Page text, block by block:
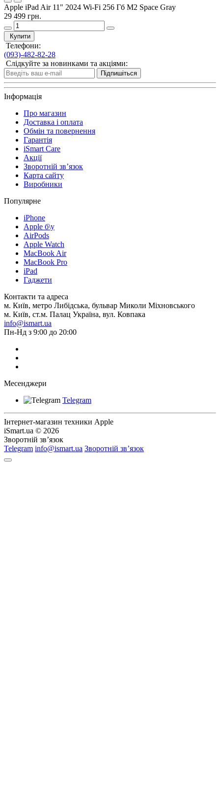
Apple iPad Air 11" 2024 Wi-Fi 256 Гб M2 Space Gray
29 499 грн.
Купити
Телефони:
(093)-482-82-28
Слідкуйте за новинками та акціями:
Підпишіться
Інформація
Про магазин
Доставка і оплата
Обмін та повернення
Гарантія
iSmart Care
Акції
Зворотній зв’язок
Карта сайту
Виробники
Популярне
iPhone
Apple б\у
AirPods
Apple Watch
MacBook Air
MacBook Pro
iPad
Гаджети
Контакти та адреса
м. Київ, метро Либідська, бульвар Миколи Міхновського
м. Київ, ст.м. Палац Україна, вул. Ковпака
info@ismart.ua
Пн-Нд з 9:00 до 20:00
Месенджери
Telegram
Інтернет-магазин техники Apple
iSmart.ua © 2026
Зворотній зв’язок
Telegram info@ismart.ua Зворотній зв’язок